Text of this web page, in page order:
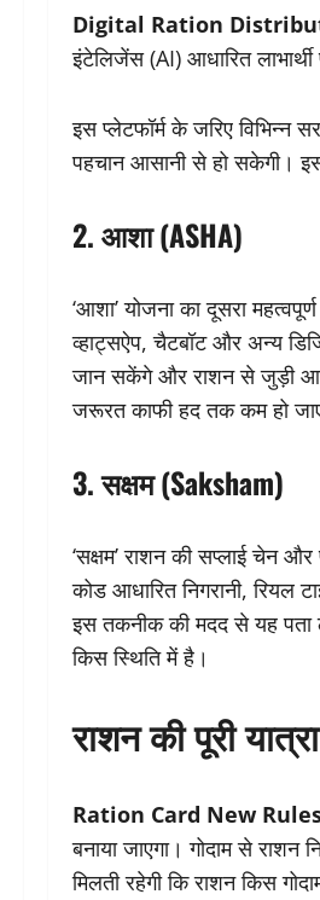
Digital Ration
इंटेलिजेंस (AI) आधारित
इस प्लेटफॉर्म के जरिए विभिन्न
पहचान आसानी से हो सकेगी।
2. आशा (ASHA)
‘आशा’ योजना का दूसरा
व्हाट्सऐप, चैटबॉट और अन्य
जान सकेंगे और राशन से जुड़ी
जरूरत काफी हद तक कम हो
3. सक्षम (Saksham)
‘सक्षम’ राशन की सप्लाई चेन
कोड आधारित निगरानी, रियल
इस तकनीक की मदद से यह पता
किस स्थिति में है।
राशन की पूरी
Ration Card New
बनाया जाएगा। गोदाम से राशन
मिलती रहेगी कि राशन किस